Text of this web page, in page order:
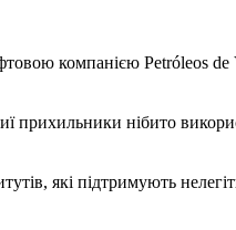
компанією Petróleos
прихильники нібито
які підтримують